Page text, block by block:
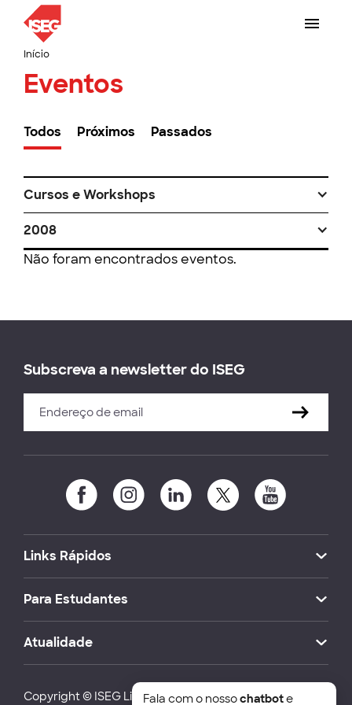
Início
Eventos
Todos Próximos Passados
Cursos e Workshops
2008
Não foram encontrados eventos.
Subscreva a newsletter do ISEG
Links Rápidos
Para Estudantes
Atualidade
Copyright © ISEG Lisbon School of Economics and
Fala com o nossochatbote